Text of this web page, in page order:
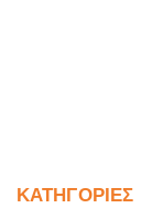
ΚΑΤΗΓΟΡΙΕΣ